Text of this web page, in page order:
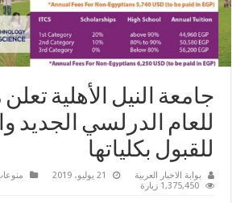
جامعة النيل الأهلية
للعام الدرلسي الجديد
للقبول بكلياتها
بوابة الاخبار العربية 21 يوليو، 2019
1,375,450 زيارة